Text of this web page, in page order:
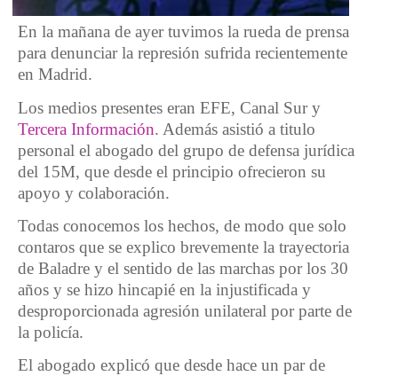
En la mañana de ayer tuvimos la rueda de prensa
para denunciar la represión sufrida recientemente
en Madrid.
Los medios presentes eran EFE, Canal Sur y
Tercera Información. Además asistió a titulo
personal el abogado del grupo de defensa jurídica
del 15M, que desde el principio ofrecieron su
apoyo y colaboración.
Todas conocemos los hechos, de modo que solo
contaros que se explico brevemente la trayectoria
de Baladre y el sentido de las marchas por los 30
años y se hizo hincapié en la injustificada y
desproporcionada agresión unilateral por parte de
la policía.
El abogado explicó que desde hace un par de